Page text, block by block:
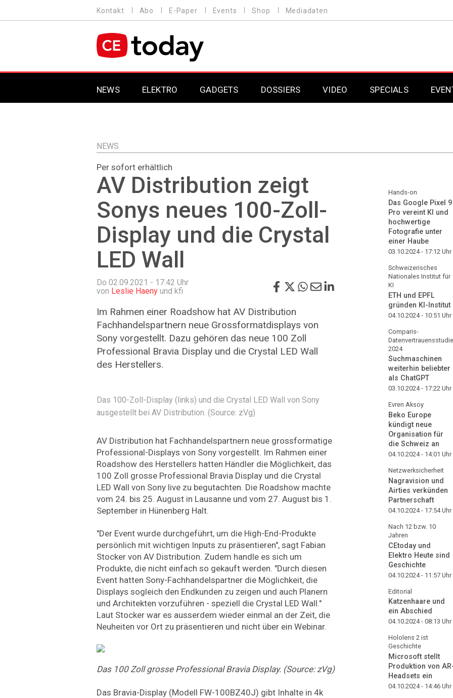
zum
MENU
Kontakt Abo E-Paper Events Shop Mediadaten
MAIN NAVIGATION
NEWS ELEKTRO GADGETS DOSSIERS
DAB+
VIDEO SPECIALS
Professional AV
Professional AV
NEWS
Per sofort erhältlich
AV Distribution zeigt
Sonys neues 100-Zoll-
Display und die Crystal
LED Wall
Do 02.09.2021 - 17:42 Uhr
von Leslie Haeny und kfi
Im Rahmen einer Roadshow hat AV Distribution
Fachhandelspartnern neue Grossformatdisplays von
Sony vorgestellt. Dazu gehören das neue 100 Zoll
Professional Bravia Display und die Crystal LED Wall
des Herstellers.
Das 100-Zoll-Display (links) und die Crystal LED Wall von Sony
ausgestellt bei AV Distribution. (Source: zVg)
AV Distribution hat Fachhandelspartnern neue grossformatige
Professional-Displays von Sony vorgestellt. Im Rahmen einer
Roadshow des Herstellers hatten Händler die Möglichkeit, das
100 Zoll grosse Professional Bravia Display und die Crystal
LED Wall von Sony live zu begutachten. Die Roadshow machte
vom 24. bis 25. August in Lausanne und vom 27. August bis 1.
September in Hünenberg Halt.
"Der Event wurde durchgeführt, um die High-End-Produkte
persönlich mit wichtigen Inputs zu präsentieren", sagt Fabian
Stocker von AV Distribution. Zudem handle es sich um
Produkte, die nicht einfach so gekauft werden. "Durch diesen
Event hatten Sony-Fachhandelspartner die Möglichkeit, die
Displays sogleich den Endkunden zu zeigen und auch Planern
und Architekten vorzuführen - speziell die Crystal LED Wall."
Laut Stocker war es ausserdem wieder einmal an der Zeit, die
Neuheiten vor Ort zu präsentieren und nicht über ein Webinar.
Das 100 Zoll grosse Professional Bravia Display. (Source: zVg)
Das Bravia-Display (Modell FW-100BZ40J) gibt Inhalte in 4k
Hands-on
Das Google Pixel 9
Pro vereint KI und
hochwertige
Fotografie unter
einer Haube
03.10.2024 - 17:12 Uhr
Schweizerisches
Nationales Institut für
KI
ETH und EPFL
gründen KI-Institut
04.10.2024 - 10:51 Uhr
Comparis-
Datenvertrauensstudie
2024
Suchmaschinen
weiterhin beliebter
als ChatGPT
03.10.2024 - 17:22 Uhr
Evren Aksoy
Beko Europe
kündigt neue
Organisation für
die Schweiz an
04.10.2024 - 14:01 Uhr
Netzwerksicherheit
Nagravision und
Airties verkünden
Partnerschaft
04.10.2024 - 17:54Uhr
Nach 12 bzw. 10
Jahren
CEtoday und
Elektro Heute sind
Geschichte
04.10.2024 - 11:57 Uhr
Editorial
Katzenhaare und
ein Abschied
04.10.2024 - 08:13 Uhr
Hololens 2 ist
Geschichte
Microsoft stellt
Produktion von
Headsets ein
04.10.2024 - 14:46 Uhr